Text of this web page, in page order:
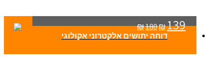
₪180₪139
דוחה יתושים אלקטרוני אקולוגי